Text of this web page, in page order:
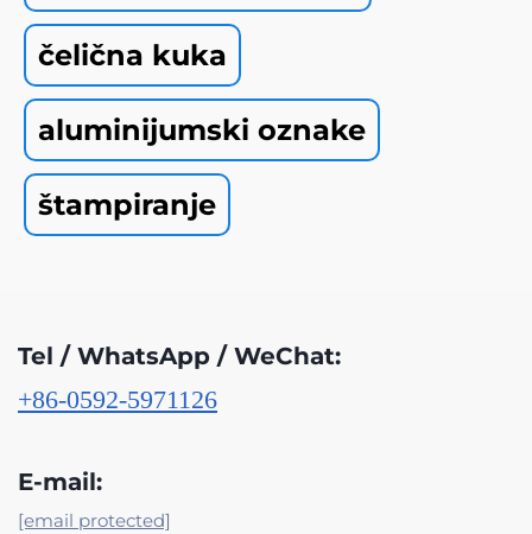
čelična kuka
aluminijumski oznake
štampiranje
Tel / WhatsApp / WeChat:
+86-0592-5971126
E-mail:
[email protected]